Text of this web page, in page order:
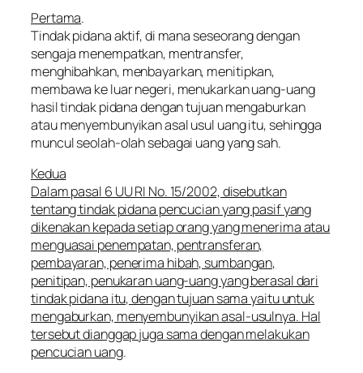
Pertama.
Tindak pidana aktif, di mana seseorang dengan
sengaja menempatkan, mentransfer,
menghibahkan, menbayarkan, menitipkan,
membawa ke luar negeri, menukarkan uang-uang
hasil tindak pidana dengan tujuan mengaburkan
atau menyembunyikan asal usul uang itu, sehingga
muncul seolah-olah sebagai uang yang sah.
Kedua
Dalam pasal 6 UU RI No. 15/2002, disebutkan
tentang tindak pidana pencucian yang pasif yang
dikenakan kepada setiap orang yang menerima atau
menguasai penempatan, pentransferan,
pembayaran, penerima hibah, sumbangan,
penitipan, penukaran uang-uang yang berasal dari
tindak pidana itu, dengan tujuan sama yaitu untuk
mengaburkan, menyembunyikan asal-usulnya. Hal
tersebut dianggap juga sama dengan melakukan
pencucian uang.